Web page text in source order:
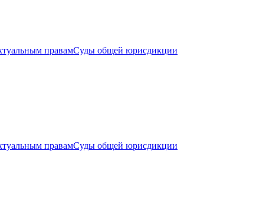
правамСуды общей юрисдикции
правамСуды общей юрисдикции